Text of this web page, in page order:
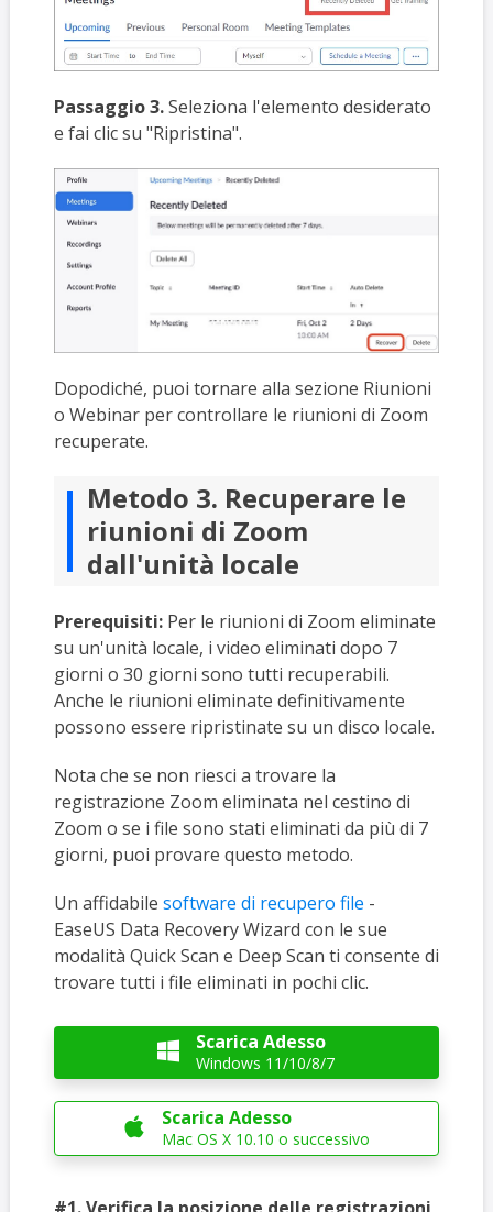
Passaggio 3.Seleziona l'elemento desiderato
e fai clic su "Ripristina".
Dopodiché, puoi tornare alla sezione Riunioni
o Webinar per controllare le riunioni di Zoom
recuperate.
Metodo 3. Recuperare le
riunioni di Zoom
dall'unità locale
Prerequisiti:Per le riunioni di Zoom eliminate
su un'unità locale, i video eliminati dopo 7
giorni o 30 giorni sono tutti recuperabili.
Anche le riunioni eliminate definitivamente
possono essere ripristinate su un disco locale.
Nota che se non riesci a trovare la
registrazione Zoom eliminata nel cestino di
Zoom o se i file sono stati eliminati da più di 7
giorni, puoi provare questo metodo.
Un affidabile software di recupero file -
EaseUS Data Recovery Wizard con le sue
modalità Quick Scan e Deep Scan ti consente di
trovare tutti i file eliminati in pochi clic.
 Scarica Adesso
Windows 11/10/8/7
 Scarica Adesso
Mac OS X 10.10 o successivo